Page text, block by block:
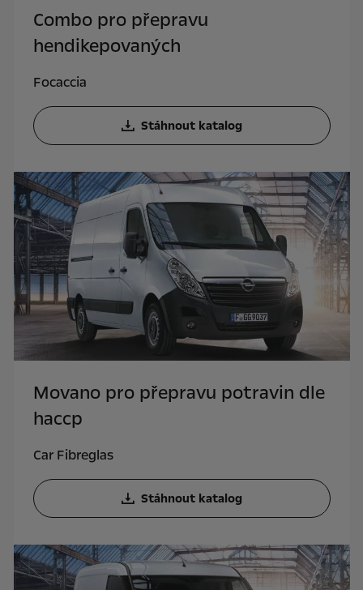
Combo pro přepravu
hendikepovaných
Focaccia
Stáhnout katalog
Movano pro přepravu potravin dle
haccp
Car Fibreglas
Stáhnout katalog